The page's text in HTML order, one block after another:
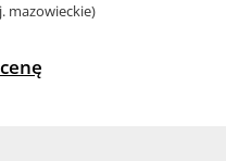
mazowieckie)